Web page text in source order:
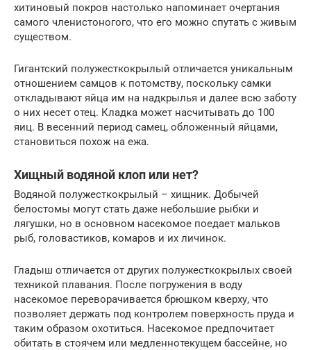
хитиновый покров настолько напоминает очертания
самого членистоногого, что его можно спутать с живым
существом.
Гигантский полужесткокрылый отличается уникальным
отношением самцов к потомству, поскольку самки
откладывают яйца им на надкрылья и далее всю заботу
о них несет отец. Кладка может насчитывать до 100
яиц. В весенний период самец, обложенный яйцами,
становиться похож на ежа.
Хищный водяной клоп или нет?
Водяной полужесткокрылый – хищник. Добычей
белостомы могут стать даже небольшие рыбки и
лягушки, но в основном насекомое поедает мальков
рыб, головастиков, комаров и их личинок.
Гладыш отличается от других полужесткокрылых своей
техникой плавания. После погружения в воду
насекомое переворачивается брюшком кверху, что
позволяет держать под контролем поверхность пруда и
таким образом охотиться. Насекомое предпочитает
обитать в стоячем или медленнотекущем бассейне, но